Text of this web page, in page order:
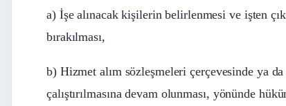
a) İşe alınacak kişilerin belirlenmesi ve işten
bırakılması,
b) Hizmet alım sözleşmeleri çerçevesinde ya
çalıştırılmasına devam olunması, yönünde